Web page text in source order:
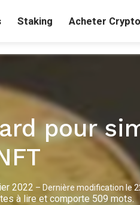
Staking Acheter Crypto
pour
2022 – Dernière modification le
à lire et comporte 509 mots.